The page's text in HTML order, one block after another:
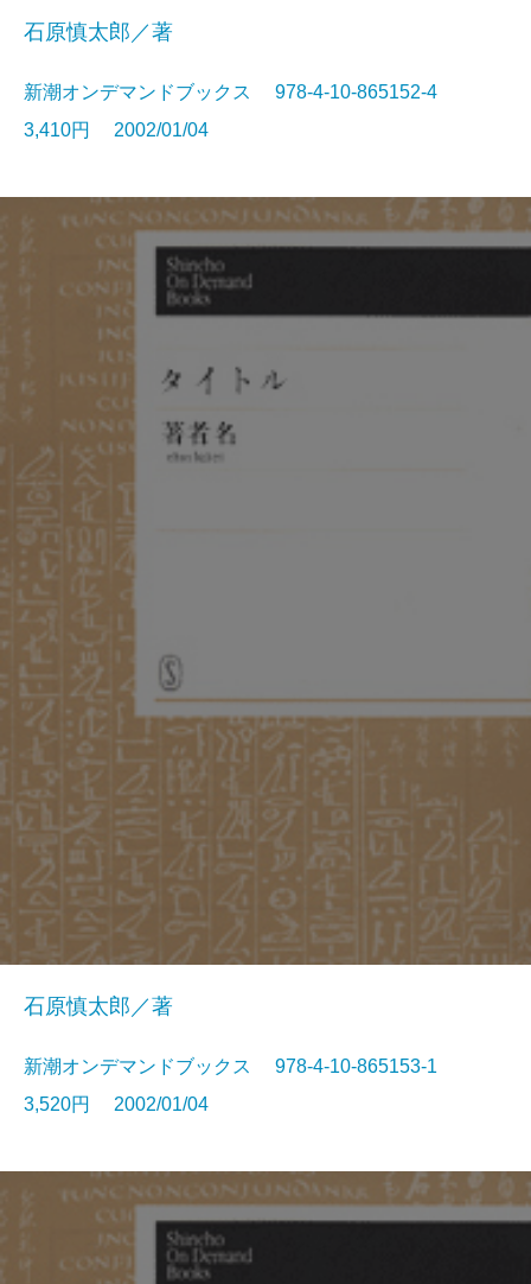
石原慎太郎／著
新潮オンデマンドブックス 978-4-10-865152-4
3,410円 2002/01/04
石原慎太郎／著
新潮オンデマンドブックス 978-4-10-865153-1
3,520円 2002/01/04